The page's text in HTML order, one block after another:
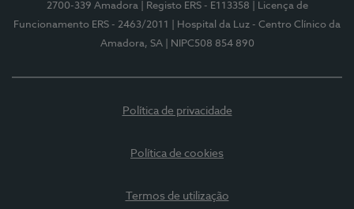
2700-339 Amadora
| Registo ERS - E113358
| Licença de
Funcionamento ERS - 2463/2011
| Hospital da Luz - Centro Clínico da
Amadora, SA
| NIPC508 854 890
Política de privacidade
Política de cookies
Termos de utilização